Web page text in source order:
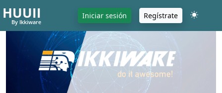
HUUII
By Ikkiware
Iniciar sesión Regístrate